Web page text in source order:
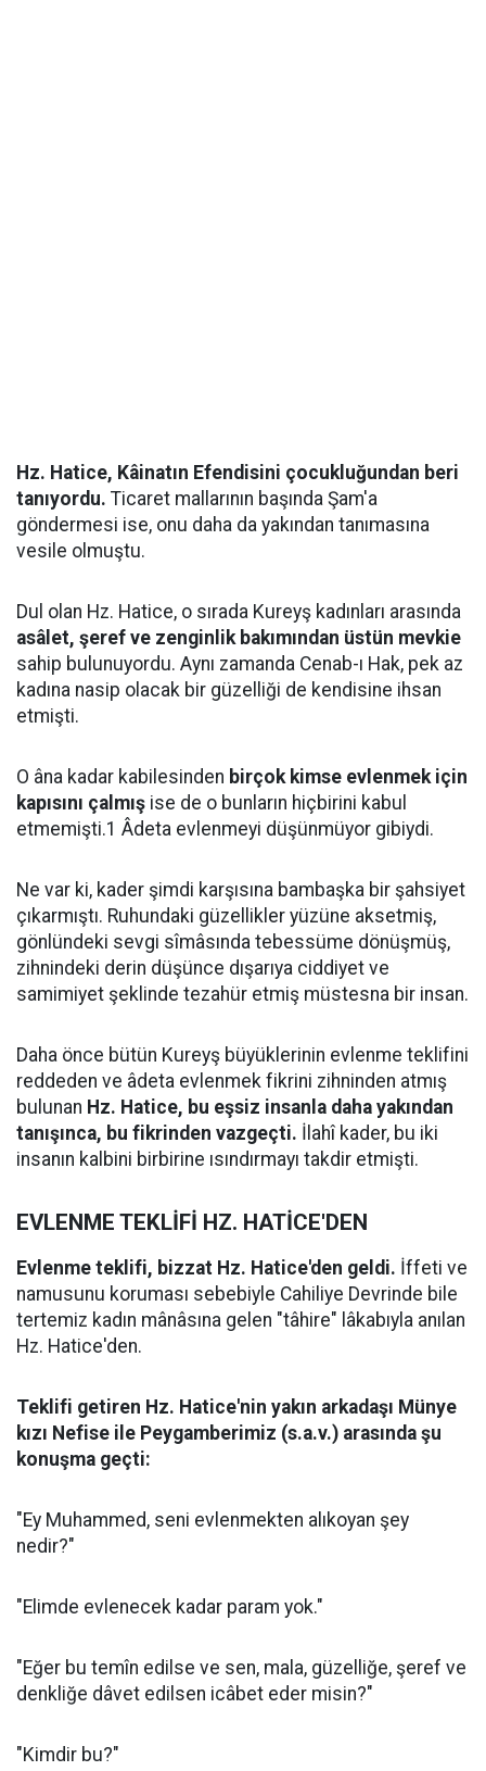
Hz. Hatice, Kâinatın Efendisini çocukluğundan beri
tanıyordu. Ticaret mallarının başında Şam'a
göndermesi ise, onu daha da yakından tanımasına
vesile olmuştu.
Dul olan Hz. Hatice, o sırada Kureyş kadınları arasında
asâlet, şeref ve zenginlik bakımından üstün mevkie
sahip bulunuyordu. Aynı zamanda Cenab-ı Hak, pek az
kadına nasip olacak bir güzelliği de kendisine ihsan
etmişti.
O âna kadar kabilesinden birçok kimse evlenmek için
kapısını çalmış ise de o bunların hiçbirini kabul
etmemişti.1 Âdeta evlenmeyi düşünmüyor gibiydi.
Ne var ki, kader şimdi karşısına bambaşka bir şahsiyet
çıkarmıştı. Ruhundaki güzellikler yüzüne aksetmiş,
gönlündeki sevgi sîmâsında tebessüme dönüşmüş,
zihnindeki derin düşünce dışarıya ciddiyet ve
samimiyet şeklinde tezahür etmiş müstesna bir insan.
Daha önce bütün Kureyş büyüklerinin evlenme teklifini
reddeden ve âdeta evlenmek fikrini zihninden atmış
bulunan Hz. Hatice, bu eşsiz insanla daha yakından
tanışınca, bu fikrinden vazgeçti. İlahî kader, bu iki
insanın kalbini birbirine ısındırmayı takdir etmişti.
EVLENME TEKLİFİ HZ. HATİCE'DEN
Evlenme teklifi, bizzat Hz. Hatice'den geldi. İffeti ve
namusunu koruması sebebiyle Cahiliye Devrinde bile
tertemiz kadın mânâsına gelen "tâhire" lâkabıyla anılan
Hz. Hatice'den.
Teklifi getiren Hz. Hatice'nin yakın arkadaşı Münye
kızı Nefise ile Peygamberimiz (s.a.v.) arasında şu
konuşma geçti:
"Ey Muhammed, seni evlenmekten alıkoyan şey
nedir?"
"Elimde evlenecek kadar param yok."
"Eğer bu temîn edilse ve sen, mala, güzelliğe, şeref ve
denkliğe dâvet edilsen icâbet eder misin?"
"Kimdir bu?"